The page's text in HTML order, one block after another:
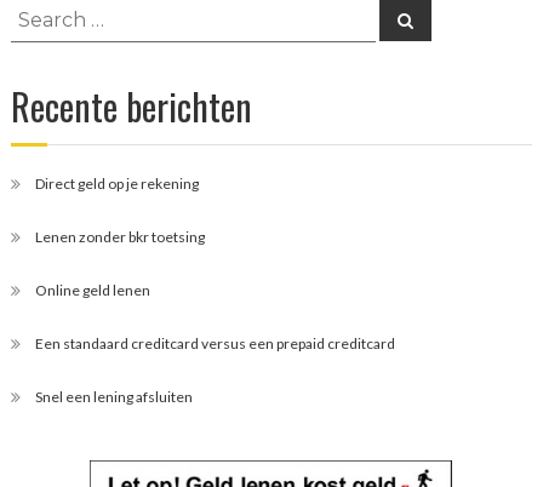
Search
for:
Search
Recente berichten
Direct geld op je rekening
Lenen zonder bkr toetsing
Online geld lenen
Een standaard creditcard versus een prepaid creditcard
Snel een lening afsluiten